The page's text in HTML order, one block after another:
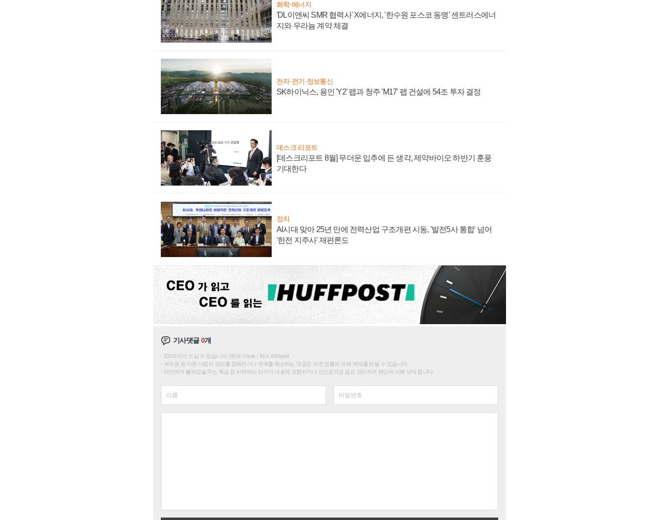
화학·에너지
'DL이앤씨 SMR 협력사' X에너지, '한수원 포스코 동맹' 센트러스에너
지와 우라늄 계약 체결
전자·전기·정보통신
SK하이닉스, 용인 'Y2' 팹과 청주 'M17' 팹 건설에 54조 투자 결정
데스크 리포트
[데스크리포트 8월] 무더운 입추에 든 생각, 제약바이오 하반기 훈풍
기대한다
정치
AI시대 맞아 25년 만에 전력산업 구조개편 시동, '발전5사 통합' 넘어
'한전 지주사' 재편론도
기사댓글0개
200자까지 쓰실 수 있습니다. (현재 0 byte / 최대 400byte)
저작권 등 다른 사람의 권리를 침해하거나 명예를 훼손하는 댓글은 관련 법률에 의해 제재를 받을 수 있습니다.
타인에게 불쾌감을 주는 욕설 등 비하하는 단어가 내용에 포함되거나 인신공격성 글은 관리자의 판단에 의해 삭제 합니다.